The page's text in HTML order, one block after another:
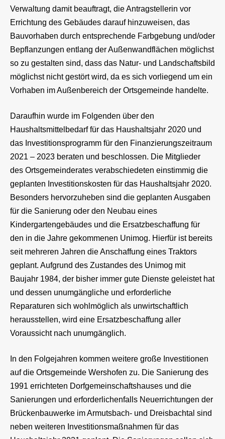
Verwaltung damit beauftragt, die Antragstellerin vor
Errichtung des Gebäudes darauf hinzuweisen, das
Bauvorhaben durch entsprechende Farbgebung und/oder
Bepflanzungen entlang der Außenwandflächen möglichst
so zu gestalten sind, dass das Natur- und Landschaftsbild
möglichst nicht gestört wird, da es sich vorliegend um ein
Vorhaben im Außenbereich der Ortsgemeinde handelte.
Daraufhin wurde im Folgenden über den
Haushaltsmittelbedarf für das Haushaltsjahr 2020 und
das Investitionsprogramm für den Finanzierungszeitraum
2021 – 2023 beraten und beschlossen. Die Mitglieder
des Ortsgemeinderates verabschiedeten einstimmig die
geplanten Investitionskosten für das Haushaltsjahr 2020.
Besonders hervorzuheben sind die geplanten Ausgaben
für die Sanierung oder den Neubau eines
Kindergartengebäudes und die Ersatzbeschaffung für
den in die Jahre gekommenen Unimog. Hierfür ist bereits
seit mehreren Jahren die Anschaffung eines Traktors
geplant. Aufgrund des Zustandes des Unimog mit
Baujahr 1984, der bisher immer gute Dienste geleistet hat
und dessen unumgängliche und erforderliche
Reparaturen sich wohlmöglich als unwirtschaftlich
herausstellen, wird eine Ersatzbeschaffung aller
Voraussicht nach unumgänglich.
In den Folgejahren kommen weitere große Investitionen
auf die Ortsgemeinde Wershofen zu. Die Sanierung des
1991 errichteten Dorfgemeinschaftshauses und die
Sanierungen und erforderlichenfalls Neuerrichtungen der
Brückenbauwerke im Armutsbach- und Dreisbachtal sind
neben weiteren Investitionsmaßnahmen für das